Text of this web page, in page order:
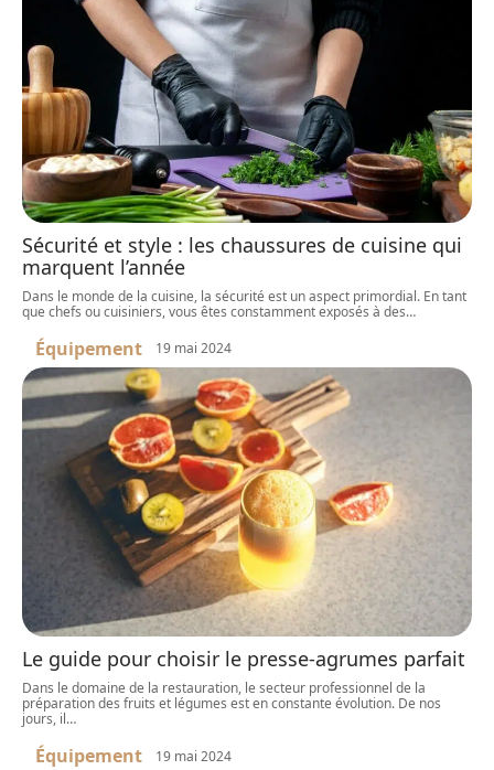
Sécurité et style : les chaussures de cuisine qui
marquent l’année
Dans le monde de la cuisine, la sécurité est un aspect primordial. En tant
que chefs ou cuisiniers, vous êtes constamment exposés à des…
Équipement 19 mai 2024
Le guide pour choisir le presse-agrumes parfait
Dans le domaine de la restauration, le secteur professionnel de la
préparation des fruits et légumes est en constante évolution. De nos
jours, il…
Équipement 19 mai 2024